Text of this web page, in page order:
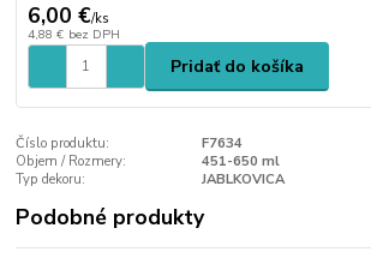
6,00 €/ks
4,88 € bez DPH
Pridať do košíka
Číslo produktu:
F7634
Objem / Rozmery:
451-650 ml
Typ dekoru:
JABLKOVICA
Podobné produkty